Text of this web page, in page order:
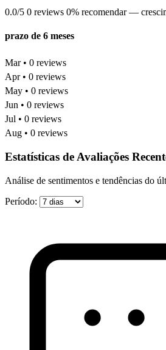
0.0/5 0 reviews 0% recomendar —
prazo de 6 meses
Mar • 0 reviews
Apr • 0 reviews
May • 0 reviews
Jun • 0 reviews
Jul • 0 reviews
Aug • 0 reviews
Estatísticas de Avaliações
Análise de sentimentos e tendências do
Período: